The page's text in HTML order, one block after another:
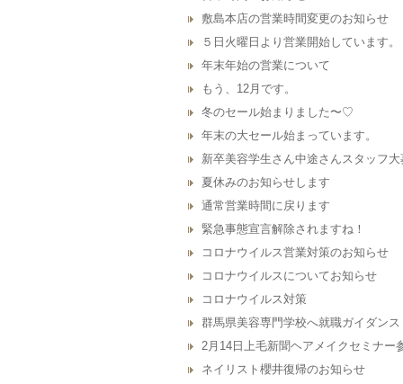
敷島本店の営業時間変更のお知らせ
５日火曜日より営業開始しています。
年末年始の営業について
もう、12月です。
冬のセール始まりました〜♡
年末の大セール始まっています。
新卒美容学生さん中途さんスタッフ大
夏休みのお知らせします
通常営業時間に戻ります
緊急事態宣言解除されますね！
コロナウイルス営業対策のお知らせ
コロナウイルスについてお知らせ
コロナウイルス対策
群馬県美容専門学校へ就職ガイダンス
2月14日上毛新聞ヘアメイクセミナー
ネイリスト櫻井復帰のお知らせ